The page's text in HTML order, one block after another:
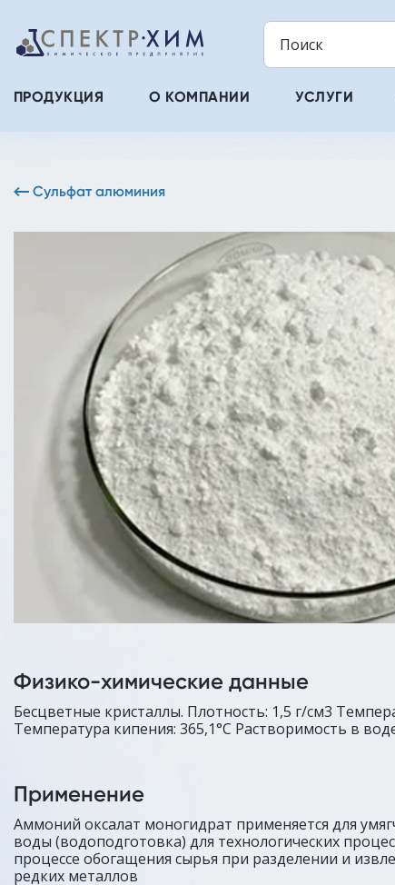
ПРОДУКЦИЯ О КОМПАНИИ УСЛУГИ
Сульфат алюминия
Физико-химические данные
Бесцветные кристаллы. Плотность: 1,5 г/см3
Температура кипения: 365,1°C Растворимость в
Применение
Аммоний оксалат моногидрат применяется для
воды (водоподготовка) для технологических
процессе обогащения сырья при разделении и
редких металлов